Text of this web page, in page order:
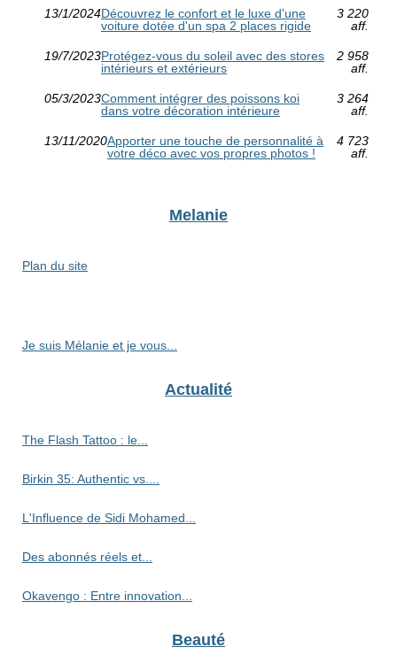
13/1/2024Découvrez le confort et le luxe d'une
voiture dotée d'un spa 2 places rigide
3 220
aff.
19/7/2023Protégez-vous du soleil avec des stores
intérieurs et extérieurs
2 958
aff.
05/3/2023Comment intégrer des poissons koi
dans votre décoration intérieure
3 264
aff.
13/11/2020Apporter une touche de personnalité à
votre déco avec vos propres photos !
4 723
aff.
Melanie
Plan du site
Je suis Mélanie et je vous...
Actualité
The Flash Tattoo : le...
Birkin 35: Authentic vs....
L'Influence de Sidi Mohamed...
Des abonnés réels et...
Okavengo : Entre innovation...
Beauté